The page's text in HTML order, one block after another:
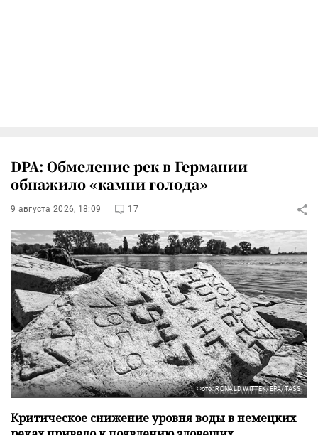
DPA: Обмеление рек в Германии
обнажило «камни голода»
9 августа 2026, 18:09 17
Фото: RONALD WITTEK/EPA/TASS
Критическое снижение уровня воды в немецких